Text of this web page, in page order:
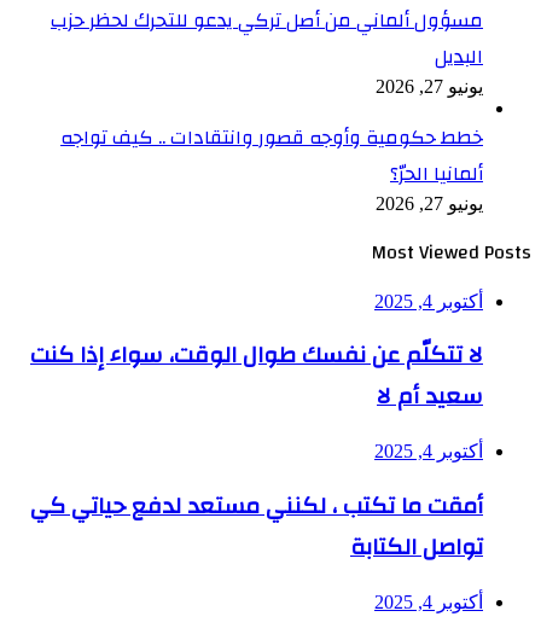
مسؤول ألماني من أصل تركي يدعو للتحرك لحظر حزب
البديل
يونيو 27, 2026
خطط حكومية وأوجه قصور وانتقادات .. كيف تواجه
ألمانيا الحرّ؟
يونيو 27, 2026
Most Viewed Posts
أكتوبر 4, 2025
لا تتكلّم عن نفسك طوال الوقت، سواء إذا كنت
سعيد أم لا
أكتوبر 4, 2025
أمقت ما تكتب ، لكنني مستعد لدفع حياتي كي
تواصل الكتابة
أكتوبر 4, 2025